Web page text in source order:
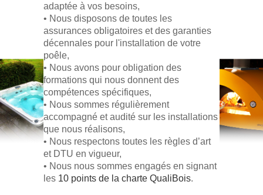
adaptée à vos besoins,
• Nous disposons de toutes les
assurances obligatoires et des garanties
décennales pour l'installation de votre
poêle,
• Nous avons pour obligation des
formations qui nous donnent des
compétences spécifiques,
• Nous sommes régulièrement
accompagné et audité sur les installations
que nous réalisons,
• Nous respectons toutes les règles d’art
et DTU en vigueur,
• Nous nous sommes engagés en signant
les 10 points de la charte QualiBois.